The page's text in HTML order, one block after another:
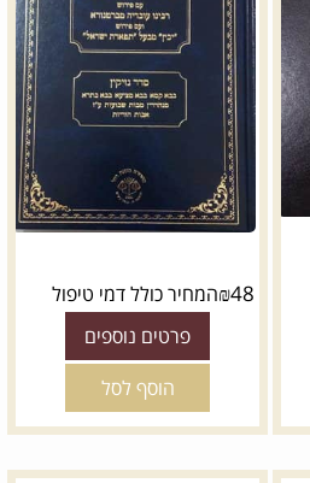
₪48 המחיר כולל דמי טיפול
פרטים נוספים
הוסף לסל